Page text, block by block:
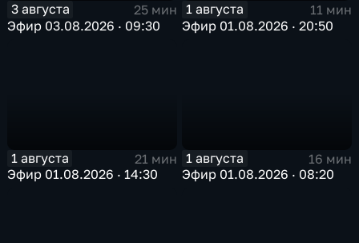
3 августа
25 мин
Эфир 03.08.2026 · 09:30
1 августа
11 мин
Эфир 01.08.2026 · 20:50
1 августа
21 мин
Эфир 01.08.2026 · 14:30
1 августа
16 мин
Эфир 01.08.2026 · 08:20